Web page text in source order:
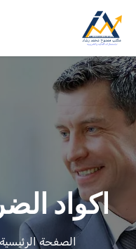
اكواد
الصفحة الرئيسية